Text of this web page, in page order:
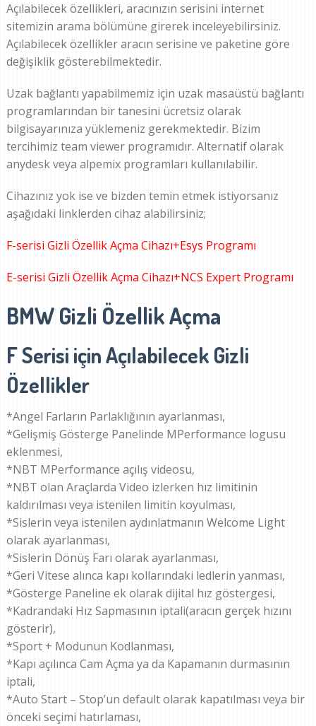
Açılabilecek özellikleri, aracınızın serisini internet
sitemizin arama bölümüne girerek inceleyebilirsiniz.
Açılabilecek özellikler aracın serisine ve paketine göre
değişiklik gösterebilmektedir.
Uzak bağlantı yapabilmemiz için uzak masaüstü bağlantı
programlarından bir tanesini ücretsiz olarak
bilgisayarınıza yüklemeniz gerekmektedir. Bizim
tercihimiz team viewer programıdır. Alternatif olarak
anydesk veya alpemix programları kullanılabilir.
Cihazınız yok ise ve bizden temin etmek istiyorsanız
aşağıdaki linklerden cihaz alabilirsiniz;
F-serisi Gizli Özellik Açma Cihazı+Esys Programı
E-serisi Gizli Özellik Açma Cihazı+NCS Expert Programı
BMW Gizli Özellik Açma
F Serisi için Açılabilecek Gizli
Özellikler
*Angel Farların Parlaklığının ayarlanması,
*Gelişmiş Gösterge Panelinde MPerformance logusu
eklenmesi,
*NBT MPerformance açılış videosu,
*NBT olan Araçlarda Video izlerken hız limitinin
kaldırılması veya istenilen limitin koyulması,
*Sislerin veya istenilen aydınlatmanın Welcome Light
olarak ayarlanması,
*Sislerin Dönüş Farı olarak ayarlanması,
*Geri Vitese alınca kapı kollarındaki ledlerin yanması,
*Gösterge Paneline ek olarak dijital hız göstergesi,
*Kadrandaki Hız Sapmasının iptali(aracın gerçek hızını
gösterir),
*Sport + Modunun Kodlanması,
*Kapı açılınca Cam Açma ya da Kapamanın durmasının
iptali,
*Auto Start – Stop’un default olarak kapatılması veya bir
önceki seçimi hatırlaması,